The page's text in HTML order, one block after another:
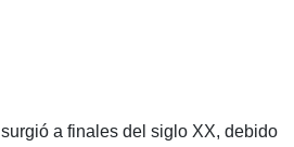
surgió a finales del siglo XX, debido